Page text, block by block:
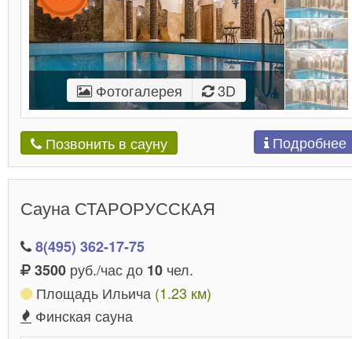
Фотогалерея 3D
Позвонить в сауну Подробнее
Сауна СТАРОРУССКАЯ
8(495) 362-17-75
3500 руб./час до 10 чел.
Площадь Ильича (1.23 км)
Финская сауна